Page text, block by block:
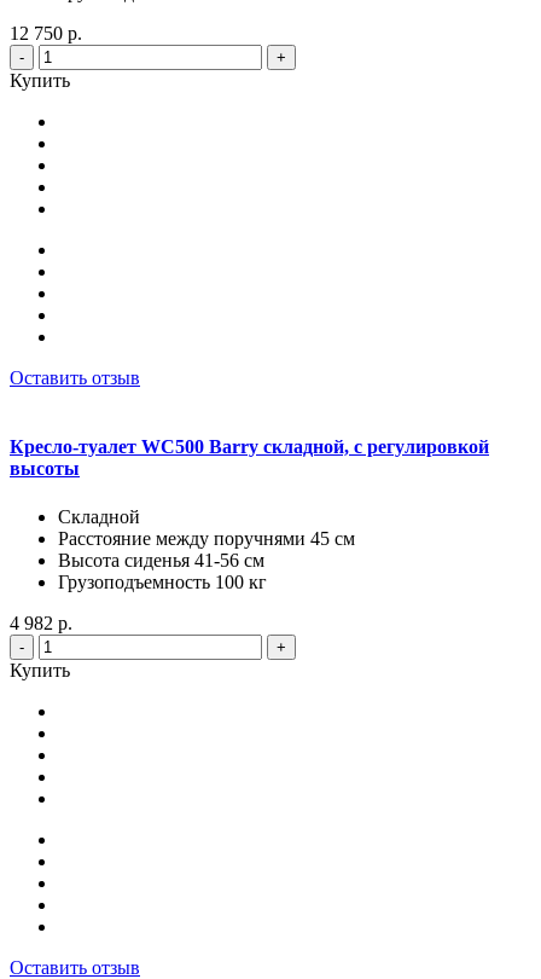
12 750 р.
- +
Купить
Оставить отзыв
Кресло-туалет WC500 Barry складной, с регулировкой
высоты
Складной
Расстояние между поручнями 45 см
Высота сиденья 41-56 см
Грузоподъемность 100 кг
4 982 р.
- +
Купить
Оставить отзыв